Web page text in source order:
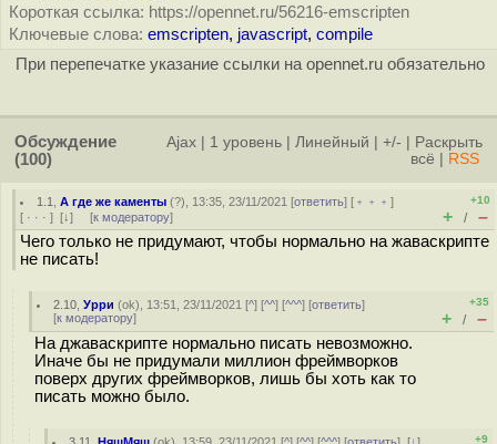
Короткая ссылка: https://opennet.ru/56216-emscripten
Ключевые слова: emscripten, javascript, compile
При перепечатке указание ссылки на opennet.ru обязательно
Обсуждение
(100)
Ajax 1 уровень Линейный +/-
Раскрыть
всё
RSS
1.1 ,А где же каменты (?), 13:35, 23/11/2021 [ответить] [ ﹢﹢﹢]
[ · · · ] [↓] [к модератору]
+10
+ / –
Чего только не придумают, чтобы нормально на жаваскрипте
не писать!
2.10 ,Урри (ok), 13:51, 23/11/2021 [^] [^^] [^^^] [ответить]
[к модератору]
+35
+ / –
На джаваскрипте нормально писать невозможно.
Иначе бы не придумали миллион фреймворков
поверх других фреймворков, лишь бы хоть как то
писать можно было.
+9